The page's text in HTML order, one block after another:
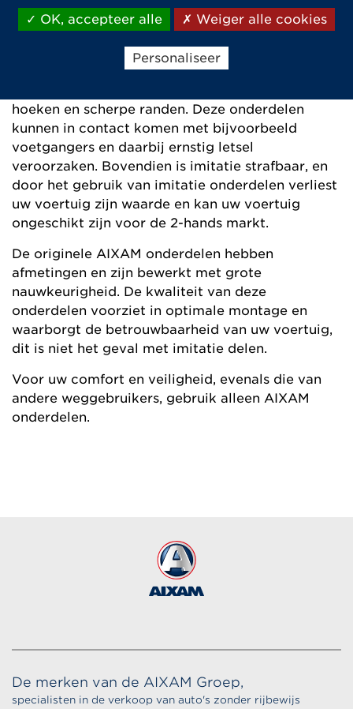
bedreiging voor uw gezondheid kunnen worden.
Bepaalde imitatie onderdelen die qua vorm
identiek lijken zijn wezenlijk anders dan onze
hoeken en scherpe randen. Deze onderdelen
kunnen in contact komen met bijvoorbeeld
voetgangers en daarbij ernstig letsel
veroorzaken. Bovendien is imitatie strafbaar, en
door het gebruik van imitatie onderdelen verliest
uw voertuig zijn waarde en kan uw voertuig
ongeschikt zijn voor de 2-hands markt.
De originele AIXAM onderdelen hebben
afmetingen en zijn bewerkt met grote
nauwkeurigheid. De kwaliteit van deze
onderdelen voorziet in optimale montage en
waarborgt de betrouwbaarheid van uw voertuig,
dit is niet het geval met imitatie delen.
Voor uw comfort en veiligheid, evenals die van
andere weggebruikers, gebruik alleen AIXAM
onderdelen.
De merken van de AIXAM Groep,
specialisten in de verkoop van auto's zonder rijbewijs
OK, accepteer alle Weiger alle cookies
Personaliseer